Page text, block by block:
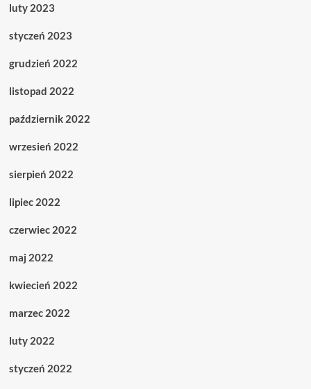
luty 2023
styczeń 2023
grudzień 2022
listopad 2022
październik 2022
wrzesień 2022
sierpień 2022
lipiec 2022
czerwiec 2022
maj 2022
kwiecień 2022
marzec 2022
luty 2022
styczeń 2022